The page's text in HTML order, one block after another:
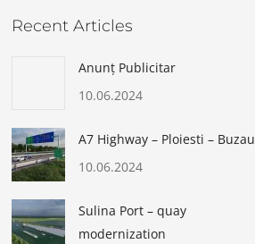
Recent Articles
Anunț Publicitar
10.06.2024
A7 Highway – Ploiesti – Buzau
10.06.2024
Sulina Port – quay
modernization